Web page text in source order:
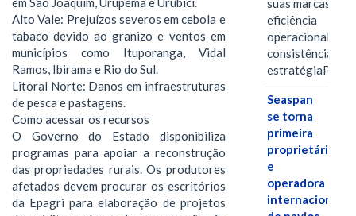
Alto Vale: Prejuízos severos em cebola e
tabaco devido ao granizo e ventos em
municípios como Ituporanga, Vidal
Ramos, Ibirama e Rio do Sul.
Litoral Norte: Danos em infraestruturas
de pesca e pastagens.
Como acessar os recursos
O Governo do Estado disponibiliza
programas para apoiar a reconstrução
das propriedades rurais. Os produtores
afetados devem procurar os escritórios
da Epagri para elaboração de projetos
suas marcas, a
eficiência
operacional e a
consistência de
Seaspan
se torna
primeira
proprietária
e
operadora
internacional